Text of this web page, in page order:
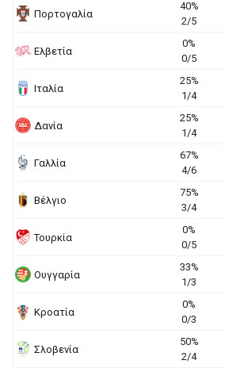
Πορτογαλία
40%
2/5
Ελβετία
0%
0/5
Ιταλία
25%
1/4
Δανία
25%
1/4
Γαλλία
67%
4/6
Βέλγιο
75%
3/4
Τουρκία
0%
0/5
Ουγγαρία
33%
1/3
Κροατία
0%
0/3
Σλοβενία
50%
2/4